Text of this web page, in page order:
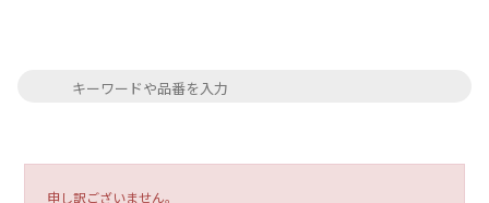
申し訳ございません。